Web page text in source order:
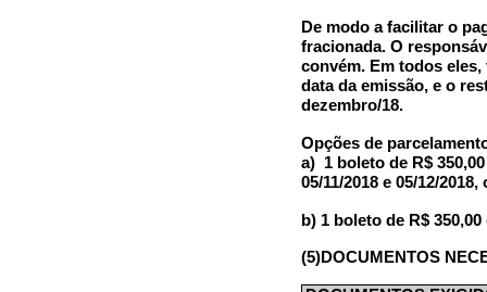
De modo a facilitar o
fracionada. O
convém. Em todos
data da emissão, e o
dezembro/18.
Opções de
a) 1 boleto de R$
05/11/2018 e 05/12/2018,
b) 1 boleto de R$
(5)DOCUMENTOS